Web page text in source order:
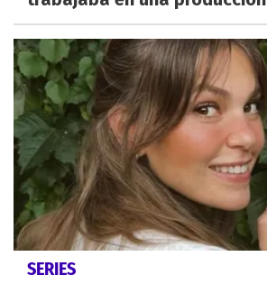
SERIES